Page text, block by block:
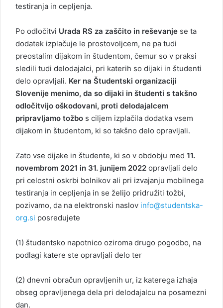
testiranja in cepljenja.
Po odločitvi Urada RS za zaščito in reševanje se ta
dodatek izplačuje le prostovoljcem, ne pa tudi
preostalim dijakom in študentom, čemur so v praksi
sledili tudi delodajalci, pri katerih so dijaki in študenti
delo opravljali. Ker na Študentski organizaciji
Slovenije menimo, da so dijaki in študenti s takšno
odločitvijo oškodovani, proti delodajalcem
pripravljamo tožbo s ciljem izplačila dodatka vsem
dijakom in študentom, ki so takšno delo opravljali.
Zato vse dijake in študente, ki so v obdobju med 11.
novembrom 2021 in 31. junijem 2022 opravljali delo
pri celostni oskrbi bolnikov ali pri izvajanju mobilnega
testiranja in cepljenja in se želijo pridružiti tožbi,
pozivamo, da na elektronski naslov info@studentska-
org.si posredujete
(1) študentsko napotnico oziroma drugo pogodbo, na
podlagi katere ste opravljali delo ter
(2) dnevni obračun opravljenih ur, iz katerega izhaja
obseg opravljenega dela pri delodajalcu na posamezni
dan.